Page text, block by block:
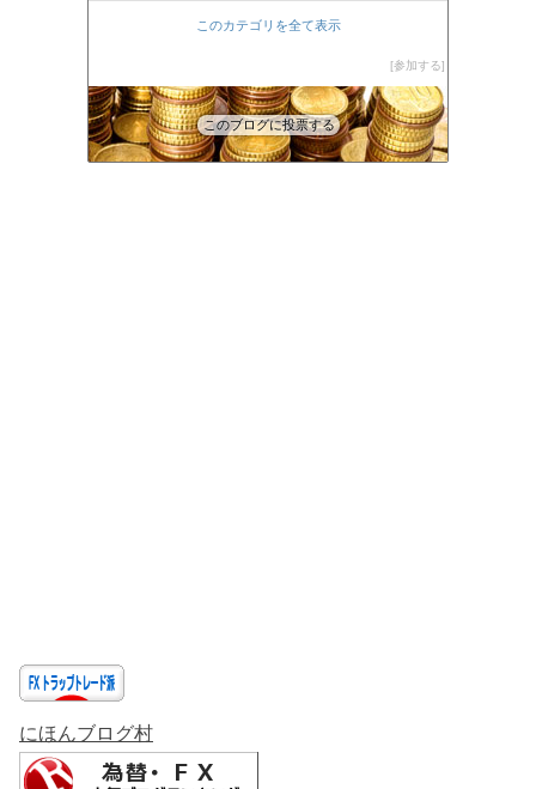
このカテゴリを全て表示
参加する
このブログに投票する
にほんブログ村